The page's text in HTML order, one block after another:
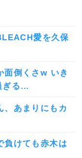
愛を久保
面倒くさw いき
ぎる…
、あまりにもカ
負けても赤木は